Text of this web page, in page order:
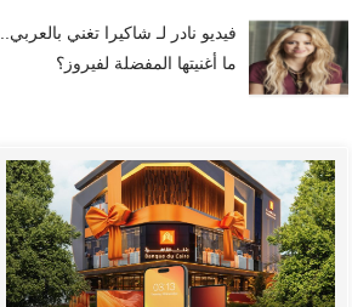
فيديو نادر لـ شاكيرا تغني بالعربي..
ما أغنيتها المفضلة لفيروز؟